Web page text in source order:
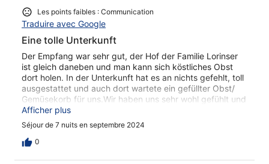
Les points faibles : Communication
Traduire avec Google
Eine tolle Unterkunft
Der Empfang war sehr gut, der Hof der Familie Lorinser
ist gleich daneben und man kann sich köstliches Obst
dort holen. In der Unterkunft hat es an nichts gefehlt, toll
ausgestattet und auch dort wartete ein gefüllter Obst/
Gemüsekorb für uns.Wir haben uns sehr wohl gefühlt und
kommen gerne wieder
Afficher plus
Séjour de 7 nuits en septembre 2024
0